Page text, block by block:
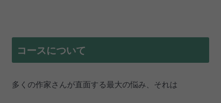
コースについて
多くの作家さんが直面する最大の悩み、それは